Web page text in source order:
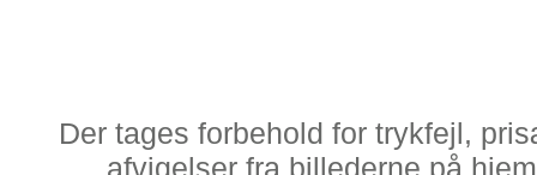
Der tages forbehold for trykfejl,
afvigelser fra billederne på